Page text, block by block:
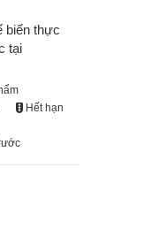
biến thực
tại
Hết hạn